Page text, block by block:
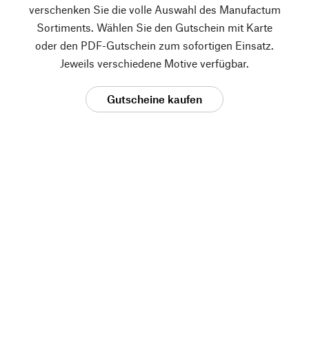
verschenken Sie die volle Auswahl des Manufactum
Sortiments. Wählen Sie den Gutschein mit Karte
oder den PDF-Gutschein zum sofortigen Einsatz.
Jeweils verschiedene Motive verfügbar.
Gutscheine kaufen